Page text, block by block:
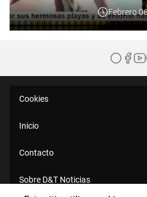
Febrero
Cookies
Inicio
Contacto
Sobre D&T Noticias